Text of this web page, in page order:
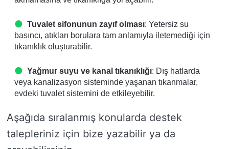
Tuvalet sifonunun zayıf olması: Yetersiz su
basıncı, atıkları borulara tam anlamıyla iletemediği için
tıkanıklık oluşturabilir.
Yağmur suyu ve kanal tıkanıklığı: Dış hatlarda
veya kanalizasyon sisteminde yaşanan tıkanmalar,
evdeki tuvalet sistemini de etkileyebilir.
Aşağıda sıralanmış konularda destek
talepleriniz için bize yazabilir ya da